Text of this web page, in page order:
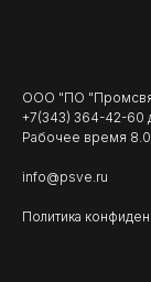
ООО "ПО
+7(343) 364-42-60
Рабочее время
info@psve.ru
Политика